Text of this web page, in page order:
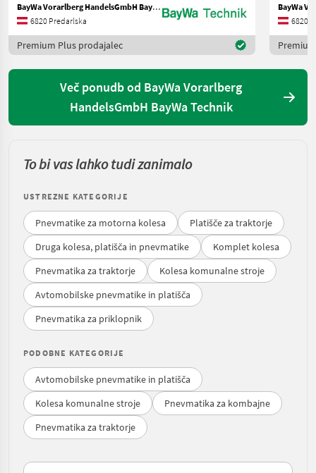
BayWa Vorarlberg HandelsGmbH BayWa Technik
6820 Predarlska
Premium Plus prodajalec
6820
Več ponudb od BayWa Vorarlberg
HandelsGmbH BayWa Technik
To bi vas lahko tudi zanimalo
USTREZNE KATEGORIJE
Pnevmatike za motorna kolesa
Platišče za traktorje
Druga kolesa, platišča in pnevmatike
Komplet kolesa
Pnevmatika za traktorje
Kolesa komunalne stroje
Avtomobilske pnevmatike in platišča
Pnevmatika za priklopnik
PODOBNE KATEGORIJE
Avtomobilske pnevmatike in platišča
Kolesa komunalne stroje
Pnevmatika za kombajne
Pnevmatika za traktorje